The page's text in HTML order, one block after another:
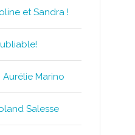
et Sandra !
Marino
Salesse